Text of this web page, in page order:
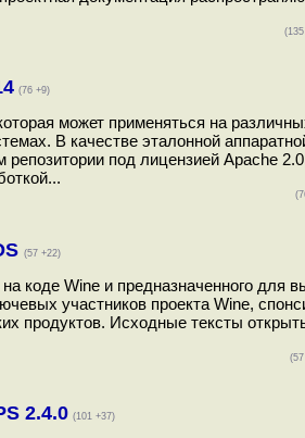
(76 +9)
может применяться на
В качестве эталонной
под лицензией Apache
(57 +22)
коде Wine и предназначенного для
участников проекта Wine,
продуктов. Исходные тексты
2.4.0 (101 +37)